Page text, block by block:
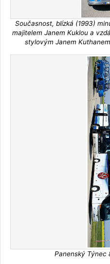
Současnost, blízká (1993)
majitelem Janem Kuklou a
stylovým Janem
Panenský Týnec